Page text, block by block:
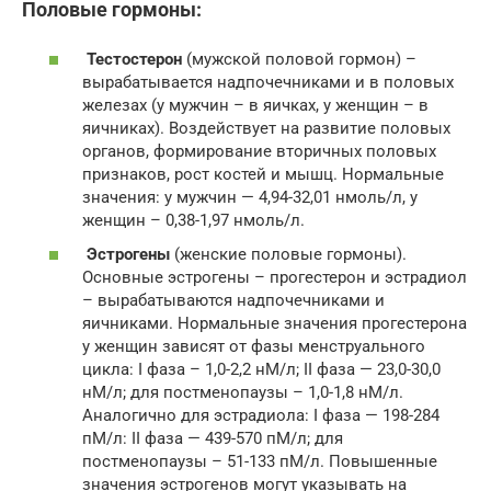
Половые гормоны:
Тестостерон (мужской половой гормон) –
вырабатывается надпочечниками и в половых
железах (у мужчин – в яичках, у женщин – в
яичниках). Воздействует на развитие половых
органов, формирование вторичных половых
признаков, рост костей и мышц. Нормальные
значения: у мужчин — 4,94-32,01 нмоль/л, у
женщин – 0,38-1,97 нмоль/л.
Эстрогены (женские половые гормоны).
Основные эстрогены – прогестерон и эстрадиол
– вырабатываются надпочечниками и
яичниками. Нормальные значения прогестерона
у женщин зависят от фазы менструального
цикла: I фаза – 1,0-2,2 нМ/л; II фаза — 23,0-30,0
нМ/л; для постменопаузы – 1,0-1,8 нМ/л.
Аналогично для эстрадиола: I фаза — 198-284
пМ/л: II фаза — 439-570 пМ/л; для
постменопаузы – 51-133 пМ/л. Повышенные
значения эстрогенов могут указывать на